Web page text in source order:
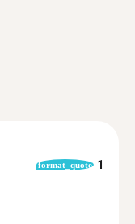
format_quote 1